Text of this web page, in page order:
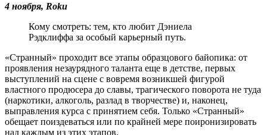
4 ноября, Roku
Кому смотреть: тем, кто любит Дэниела
Рэдклиффа за особый карьерный путь.
«Странный» проходит все этапы образцового байопика: от
проявления незаурядного таланта еще в детстве, первых
выступлений на сцене с вовремя возникшей фигурой
властного продюсера до славы, трагического поворота не туда
(наркотики, алкоголь, разлад в творчестве) и, наконец,
выправления курса с принятием себя. Только «Странный»
обещает поиздеваться или по крайней мере поиронизировать
над каждым из этих этапов.